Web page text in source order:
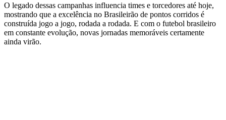
O legado dessas campanhas influencia times e torcedores até hoje,
mostrando que a excelência no Brasileirão de pontos corridos é
construída jogo a jogo, rodada a rodada. E com o futebol brasileiro
em constante evolução, novas jornadas memoráveis certamente
ainda virão.